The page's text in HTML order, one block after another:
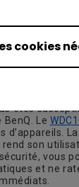
cookies
êtes
Le
son
vous
et ne